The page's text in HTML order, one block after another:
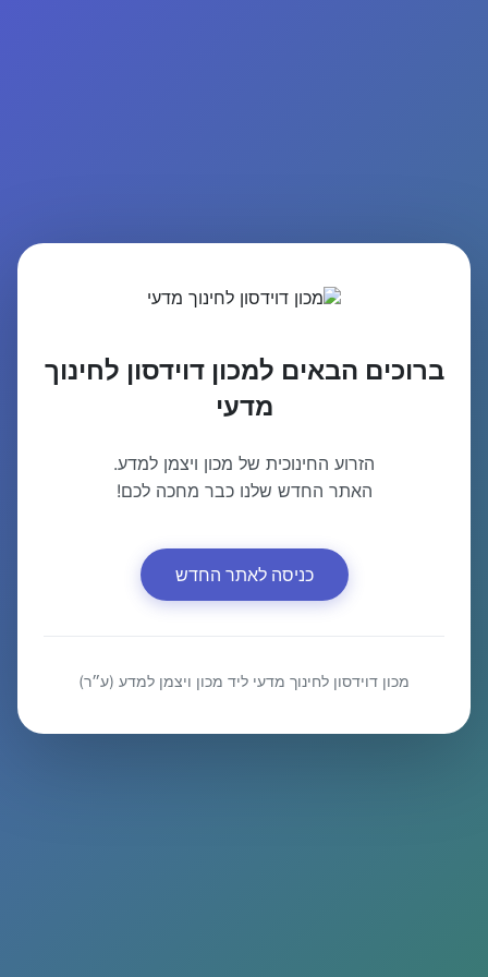
ברוכים הבאים למכון דוידסון לחינוך
מדעי
הזרוע החינוכית של מכון ויצמן למדע.
האתר החדש שלנו כבר מחכה לכם!
כניסה לאתר החדש
מכון דוידסון לחינוך מדעי ליד מכון ויצמן למדע (ע״ר)